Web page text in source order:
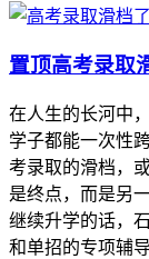
置顶高考录取
在人生的长河中
学子都能一次性
考录取的滑档，
是终点，而是另
继续升学的话，
和单招的专项辅